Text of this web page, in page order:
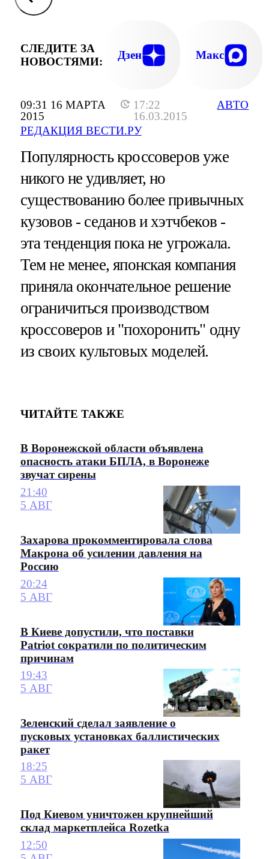
09:31 16 МАРТА
2015
17:22
16.03.2015
РЕДАКЦИЯ ВЕСТИ.РУ
АВТО
СЛЕДИТЕ ЗА
НОВОСТЯМИ:
Дзен Макс
Популярность кроссоверов уже
никого не удивляет, но
существованию более привычных
кузовов - седанов и хэтчбеков -
эта тенденция пока не угрожала.
Тем не менее, японская компания
приняла окончательное решение
ограничиться производством
кроссоверов и "похоронить" одну
из своих культовых моделей.
ЧИТАЙТЕ ТАКЖЕ
В Воронежской области объявлена
опасность атаки БПЛА, в Воронеже
звучат сирены
21:40
5 АВГ
Захарова прокомментировала слова
Макрона об усилении давления на
Россию
20:24
5 АВГ
В Киеве допустили, что поставки
Patriot сократили по политическим
причинам
19:43
5 АВГ
Зеленский сделал заявление о
пусковых установках баллистических
ракет
18:25
5 АВГ
Под Киевом уничтожен крупнейший
склад маркетплейса Rozetka
12:50